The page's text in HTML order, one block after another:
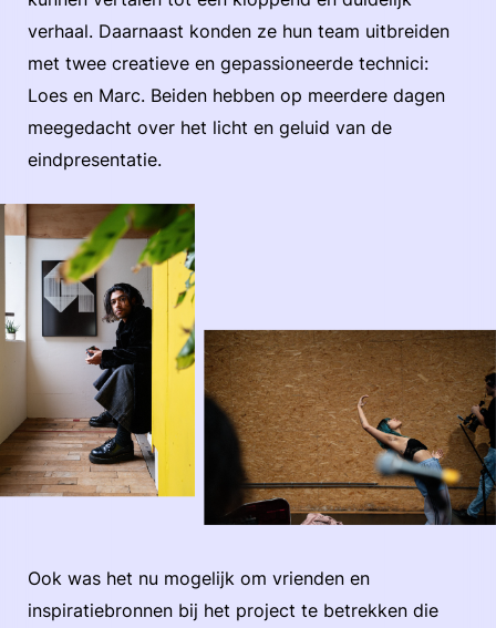
verhaal. Daarnaast konden ze hun team uitbreiden
met twee creatieve en gepassioneerde technici:
Loes en Marc. Beiden hebben op meerdere dagen
meegedacht over het licht en geluid van de
eindpresentatie.
Ook was het nu mogelijk om vrienden en
inspiratiebronnen bij het project te betrekken die